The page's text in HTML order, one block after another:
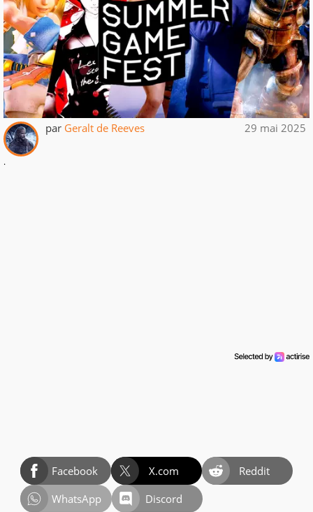
par Geralt de Reeves 29 mai 2025
.
Facebook X.com
Reddit
WhatsApp
Discord